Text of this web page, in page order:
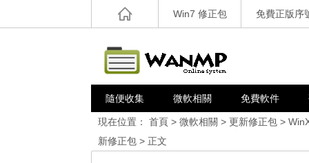
Win7 修正包 免費正版序
隨便收集 微軟相關 免費軟件
現在位置： 首頁 > 微軟相關 > 更新修正包 >
新修正包 > 正文